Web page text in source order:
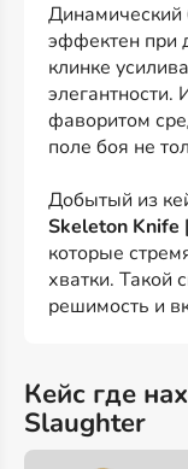
Динамический
эффектен при
клинке
элегантности.
фаворитом
поле боя не
Добытый из
Skeleton Knife
которые
хватки. Такой
решимость и
Кейс где
Slaughter